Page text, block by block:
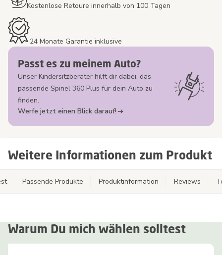
Kostenlose Retoure innerhalb von 100 Tagen
24 Monate Garantie inklusive
Passt es zu meinem Auto?
Unser Kindersitzberater hilft dir dabei, das
passende Spinel 360 Plus für dein Auto zu
finden.
Werfe jetzt einen Blick darauf!
Weitere Informationen zum Produkt
Passende Produkte Produktinformation Reviews
Warum Du mich wählen solltest